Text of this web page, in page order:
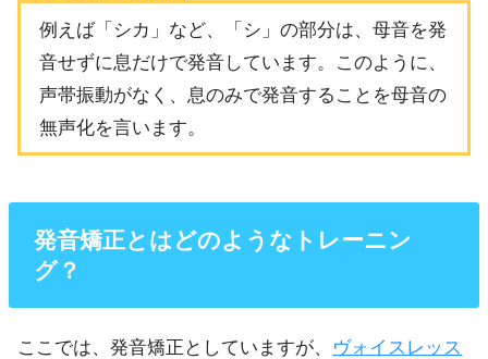
例えば「シカ」など、「シ」の部分は、母音を発
音せずに息だけで発音しています。このように、
声帯振動がなく、息のみで発音することを母音の
無声化を言います。
発音矯正とはどのようなトレーニン
グ？
ここでは、発音矯正としていますが、 ヴォイスレッス